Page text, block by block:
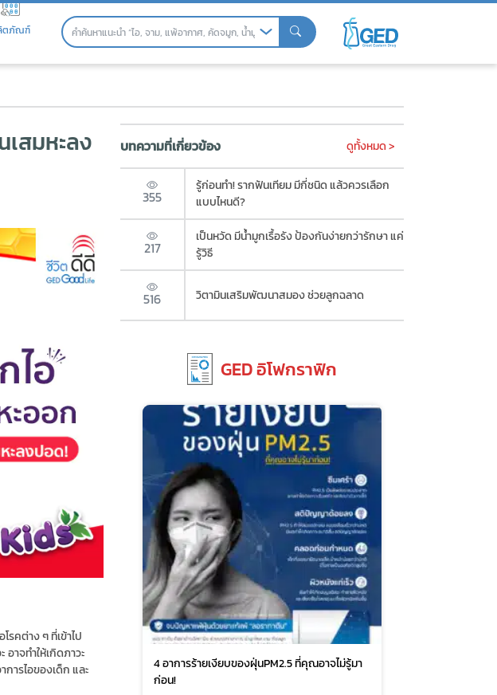
ตภัณฑ์
นเสมหะลงปอด
เสมหะลง
คต่าง ๆ ที่เข้าไป
อาจทำให้เกิดภาวะ
ารไอของเด็ก และ
บทความที่เกี่ยวข้อง ดูทั้งหมด >
355
รู้ก่อนทำ! รากฟันเทียม มีกี่ชนิด แล้วควรเลือก
แบบไหนดี?
217
เป็นหวัด มีน้ำมูกเรื้อรัง ป้องกันง่ายกว่ารักษา แค่
รู้วิธี
516 วิตามินเสริมพัฒนาสมอง ช่วยลูกฉลาด
GED อิโฟกราฟิก
4 อาการร้ายเงียบของฝุ่นPM2.5 ที่คุณอาจไม่รู้มา
ก่อน!